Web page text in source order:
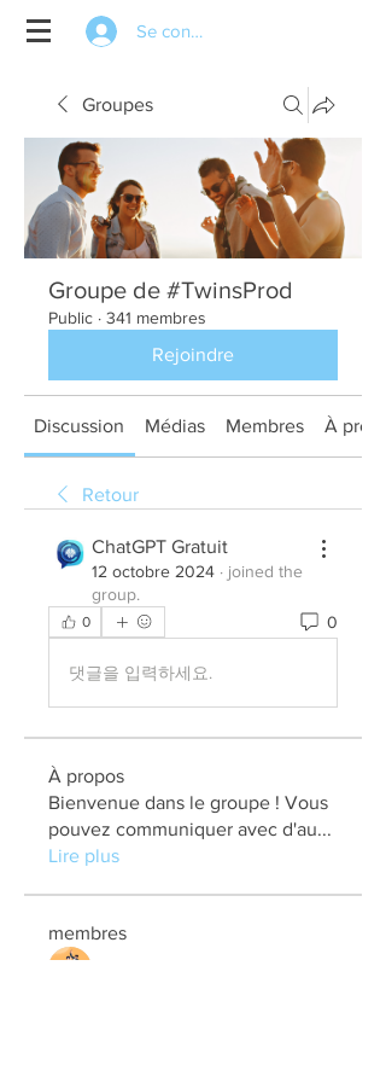
Se connecter
Groupes
Groupe de #TwinsProd
Public · 341 membres
Rejoindre
Discussion Médias Membres À
Retour
ChatGPT Gratuit
12 octobre 2024 · joined the
group.
0 0
댓글을 입력하세요.
À propos
Bienvenue dans le groupe ! Vous
pouvez communiquer avec d'au...
Lire plus
membres